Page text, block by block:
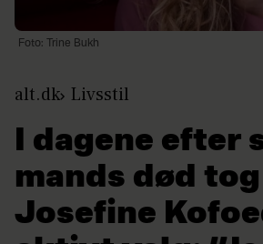
Foto: Trine Bukh
alt.dk Livsstil
I dagene efter
mands død tog
Josefine